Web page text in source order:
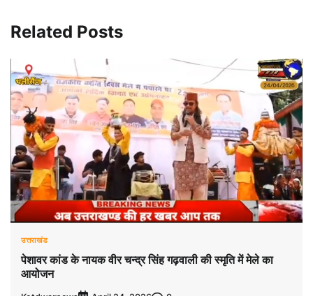
Related Posts
उत्तराखंड
पेशावर कांड के नायक वीर चन्द्र सिंह गढ़वाली की स्मृति में मेले का
आयोजन